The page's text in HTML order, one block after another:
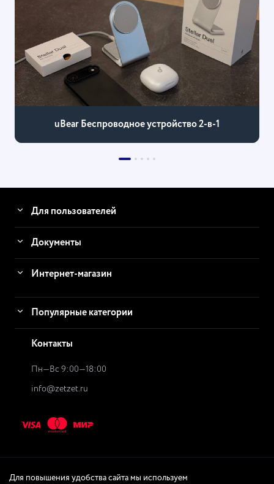
uBear Беспроводное устройство 2-в-1
Для пользователей
Документы
Интернет-магазин
Популярные категории
Контакты
Пн—Вс 9:00—18:00
info@zetzet.ru
Для повышения удобства сайта мы используем